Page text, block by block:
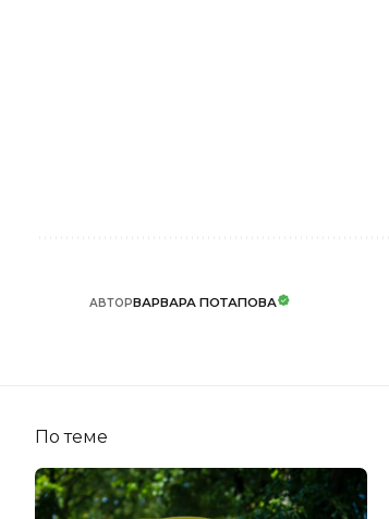
АВТОРВАРВАРА ПОТАПОВА
По теме